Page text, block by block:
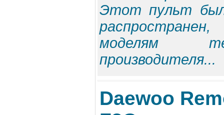
Этот пульт был
моделям
производителя...
Daewoo